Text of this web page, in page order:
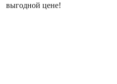
выгодной цене!